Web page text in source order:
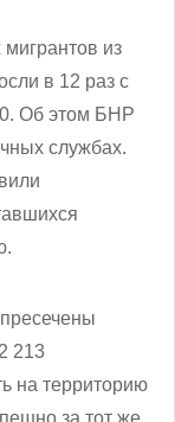
из
в 12 раз с
Об этом БНР
службах.
213
на территорию
за тот же